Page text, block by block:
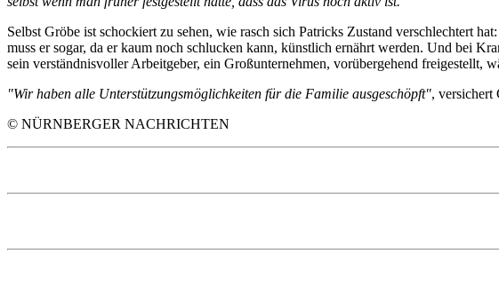
Selbst Gröbe ist schockiert zu sehen, wie rasch sich Patricks Zustand verschlechtert hat:
muss er sogar, da er kaum noch schlucken kann, künstlich ernährt werden. Und bei
sein verständnisvoller Arbeitgeber, ein Großunternehmen, vorübergehend freigestellt,
"Wir haben alle Unterstützungsmöglichkeiten für die Familie ausgeschöpft", versichert
© NÜRNBERGER NACHRICHTEN